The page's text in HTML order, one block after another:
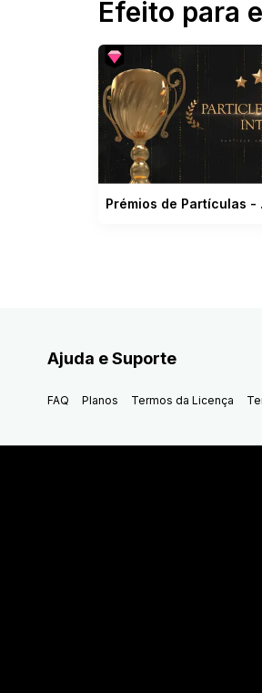
Efeito para
Ajuda e Suporte
FAQ Planos Termos da Licença